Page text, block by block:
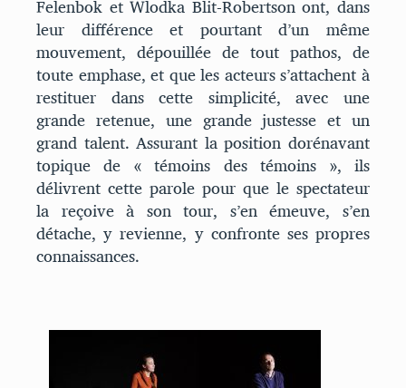
Felenbok et Wlodka Blit-Robertson ont, dans
leur différence et pourtant d’un même
mouvement, dépouillée de tout pathos, de
toute emphase, et que les acteurs s’attachent à
restituer dans cette simplicité, avec une
grande retenue, une grande justesse et un
grand talent. Assurant la position dorénavant
topique de « témoins des témoins », ils
délivrent cette parole pour que le spectateur
la reçoive à son tour, s’en émeuve, s’en
détache, y revienne, y confronte ses propres
connaissances.